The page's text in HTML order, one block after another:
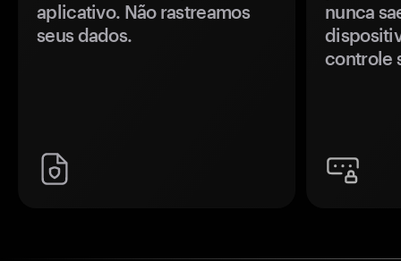
aplicativo. Não rastreamos
seus dados.
nunca
controle